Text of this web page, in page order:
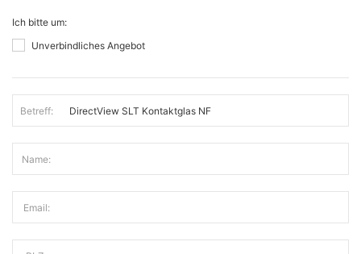
Ich bitte um:
Unverbindliches Angebot
Betreff:
Name:
Email: